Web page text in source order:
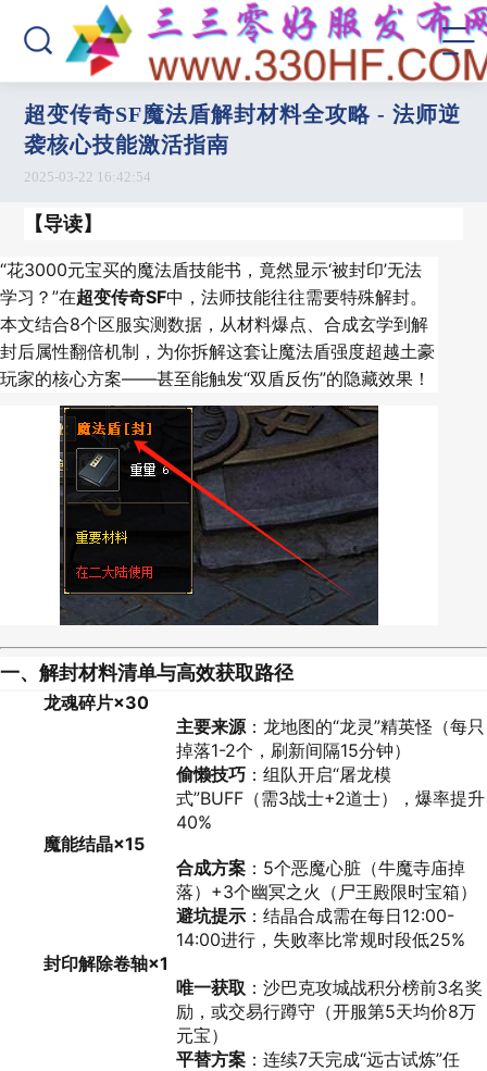
超变传奇SF魔法盾解封材料全攻略 - 法师逆
袭核心技能激活指南
2025-03-22 16:42:54
【导读】
“花3000元宝买的魔法盾技能书，竟然显示‘被封印’无法
学习？”在超变传奇SF中，法师技能往往需要特殊解封。
本文结合8个区服实测数据，从材料爆点、合成玄学到解
封后属性翻倍机制，为你拆解这套让魔法盾强度超越土豪
玩家的核心方案——甚至能触发“双盾反伤”的隐藏效果！
一、解封材料清单与高效获取路径
龙魂碎片×30
主要来源：龙地图的“龙灵”精英怪（每只
掉落1-2个，刷新间隔15分钟）
偷懒技巧：组队开启“屠龙模
式”BUFF（需3战士+2道士），爆率提升
40%
魔能结晶×15
合成方案：5个恶魔心脏（牛魔寺庙掉
落）+3个幽冥之火（尸王殿限时宝箱）
避坑提示：结晶合成需在每日12:00-
14:00进行，失败率比常规时段低25%
封印解除卷轴×1
唯一获取 ：沙巴克攻城战积分榜前3名奖
励，或交易行蹲守（开服第5天均价8万
元宝）
平替方案：连续7天完成“远古试炼”任